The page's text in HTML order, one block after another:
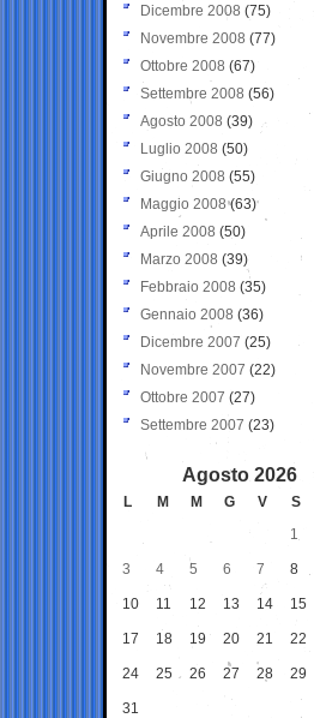
Dicembre 2008 (75)
Novembre 2008 (77)
Ottobre 2008 (67)
Settembre 2008 (56)
Agosto 2008 (39)
Luglio 2008 (50)
Giugno 2008 (55)
Maggio 2008(63)
Aprile 2008 (50)
Marzo 2008 (39)
Febbraio 2008 (35)
Gennaio 2008 (36)
Dicembre 2007 (25)
Novembre 2007 (22)
Ottobre 2007 (27)
Settembre 2007 (23)
Agosto 2026
L M M G V S
1
3 4 5 6 7 8
10 11 12 13 14 15
17 18 19 20 21 22
24 25 26 27 28 29
31